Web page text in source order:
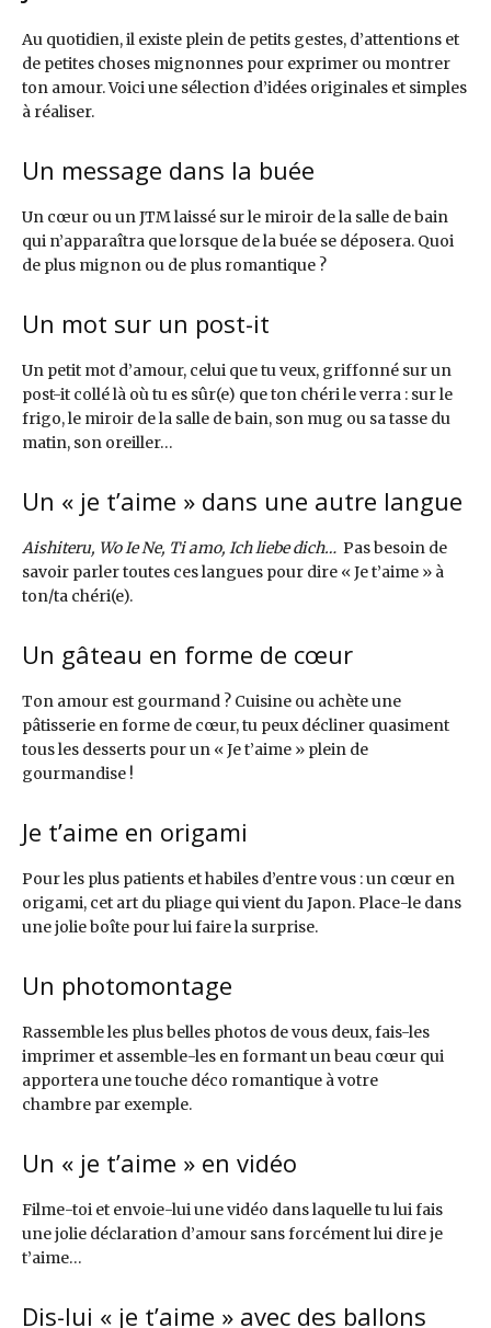
Au quotidien, il existe plein de petits gestes, d’attentions et
de petites choses mignonnes pour exprimer ou montrer
ton amour. Voici une sélection d’idées originales et simples
à réaliser.
Un message dans la buée
Un cœur ou un JTM laissé sur le miroir de la salle de bain
qui n’apparaîtra que lorsque de la buée se déposera. Quoi
de plus mignon ou de plus romantique ?
Un mot sur un post-it
Un petit mot d’amour, celui que tu veux, griffonné sur un
post-it collé là où tu es sûr(e) que ton chéri le verra : sur le
frigo, le miroir de la salle de bain, son mug ou sa tasse du
matin, son oreiller…
Un « je t’aime » dans une autre langue
Aishiteru, Wo Ie Ne, Ti amo, Ich liebe dich… Pas besoin de
savoir parler toutes ces langues pour dire « Je t’aime » à
ton/ta chéri(e).
Un gâteau en forme de cœur
Ton amour est gourmand ? Cuisine ou achète une
pâtisserie en forme de cœur, tu peux décliner quasiment
tous les desserts pour un « Je t’aime » plein de
gourmandise !
Je t’aime en origami
Pour les plus patients et habiles d’entre vous : un cœur en
origami, cet art du pliage qui vient du Japon. Place-le dans
une jolie boîte pour lui faire la surprise.
Un photomontage
Rassemble les plus belles photos de vous deux, fais-les
imprimer et assemble-les en formant un beau cœur qui
apportera une touche déco romantique à votre
chambre par exemple.
Un « je t’aime » en vidéo
Filme-toi et envoie-lui une vidéo dans laquelle tu lui fais
une jolie déclaration d’amour sans forcément lui dire je
t’aime…
Dis-lui « je t’aime » avec des ballons